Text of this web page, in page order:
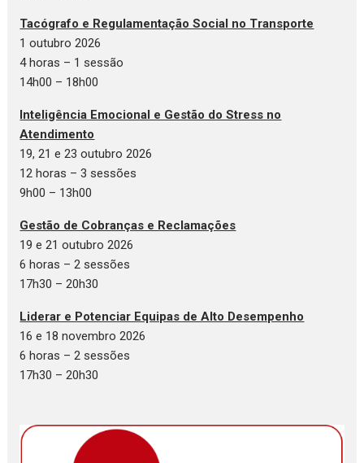
Tacógrafo e Regulamentação Social no Transporte
1 outubro 2026
4 horas – 1 sessão
14h00 – 18h00
Inteligência Emocional e Gestão do Stress no
Atendimento
19, 21 e 23 outubro 2026
12 horas – 3 sessões
9h00 – 13h00
Gestão de Cobranças e Reclamações
19 e 21 outubro 2026
6 horas – 2 sessões
17h30 – 20h30
Liderar e Potenciar Equipas de Alto Desempenho
16 e 18 novembro 2026
6 horas – 2 sessões
17h30 – 20h30